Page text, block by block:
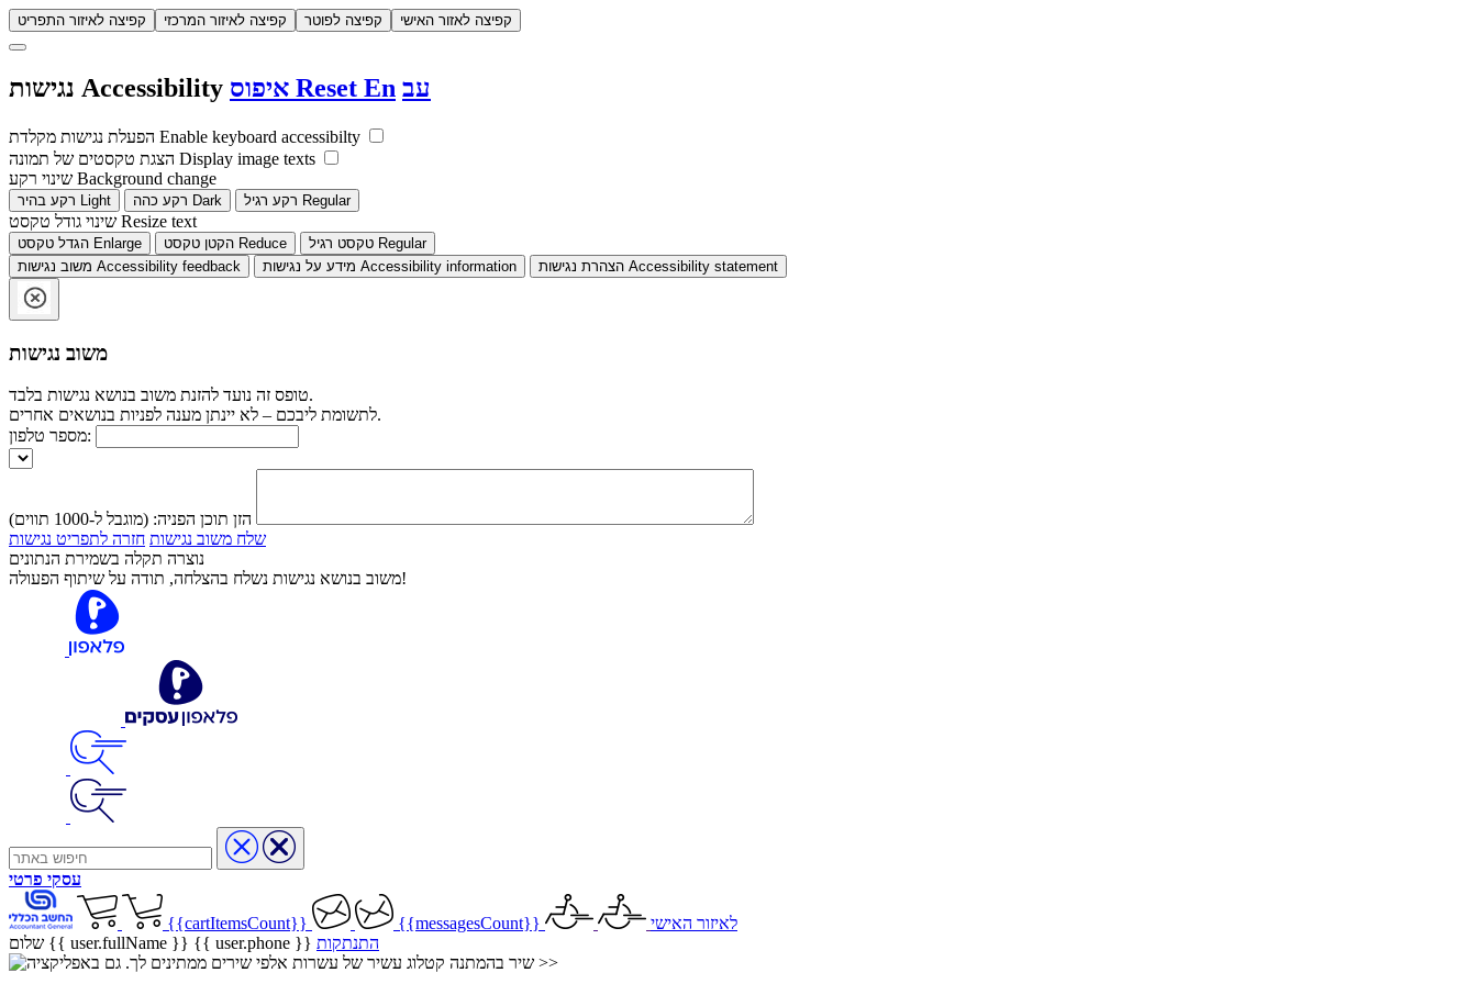
קפיצה לאיזור התפריט קפיצה לאיזור המרכזי קפיצה לפוטר קפיצה לאזור האישי
Accessibility Reset En עב
Enable keyboard accessibilty
Display image texts
Background change
Light Dark Regular
Resize text
Enlarge Reduce
Regular
Accessibility feedback Accessibility information Accessibility statement
משוב נגישות
טופס זה נועד להזנת משוב בנושא נגישות בלבד.
לתשומת ליבכם – לא יינתן מענה לפניות בנושאים אחרים.
מספר טלפון:
הזן תוכן הפניה: (מוגבל ל-1000 תווים)
שלח משוב נגישות חזרה לתפריט נגישות
נוצרה תקלה בשמירת הנתונים
משוב בנושא נגישות נשלח בהצלחה, תודה על שיתוף הפעולה!
עסקי פרטי
{{cartItemsCount}} {{messagesCount}}
לאיזור האישי
שלום {{ user.fullName }} {{ user.phone }} התנתקות